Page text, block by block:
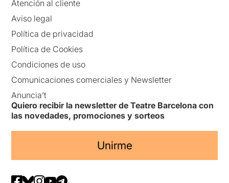
Atención al cliente
Aviso legal
Política de privacidad
Política de Cookies
Condiciones de uso
Comunicaciones comerciales y Newsletter
Anuncia’t
Quiero recibir la newsletter de Teatre Barcelona con
las novedades, promociones y sorteos
Unirme